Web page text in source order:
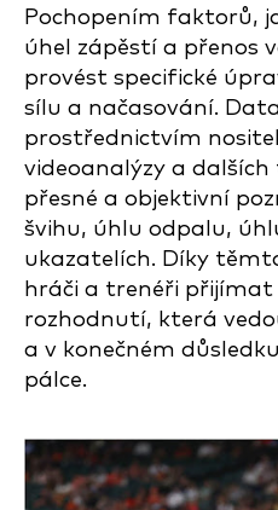
Pochopením faktorů,
úhel zápěstí a přenos
provést specifické
sílu a načasování.
prostřednictvím
videoanalýzy a
přesné a objektivní
švihu, úhlu odpalu,
ukazatelích. Díky
hráči a trenéři
rozhodnutí, která
a v konečném
pálce.